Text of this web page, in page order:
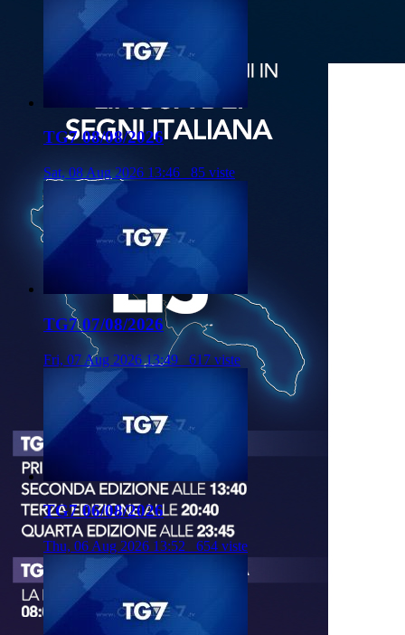
TG7 08/08/2026
Sat, 08 Aug 2026 13:46 85 viste
TG7 07/08/2026
Fri, 07 Aug 2026 13:49 617 viste
TG7 06/08/2026
Thu, 06 Aug 2026 13:52 654 viste